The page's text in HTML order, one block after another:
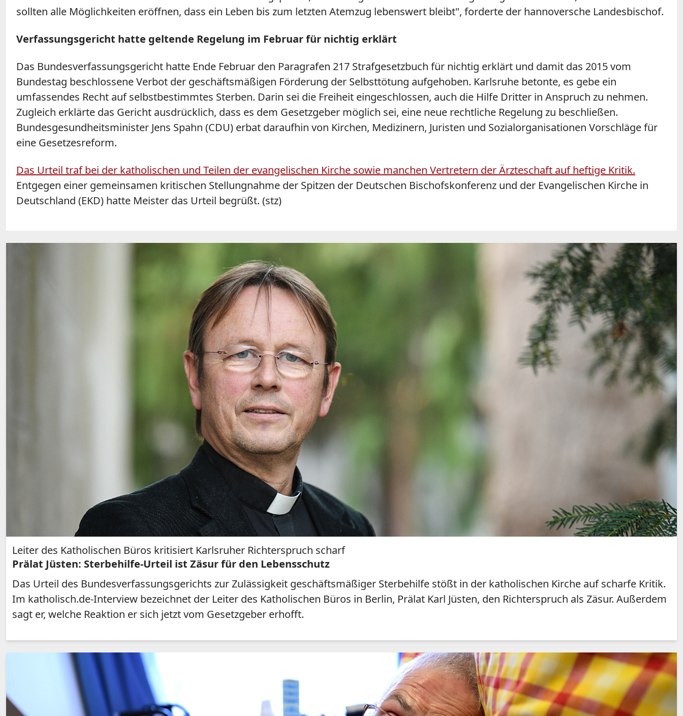
sollten alle Möglichkeiten eröffnen, dass ein Leben bis zum letzten Atemzug lebenswert bleibt", forderte der hannoversche Landesbischof.
Verfassungsgericht hatte geltende Regelung im Februar für nichtig erklärt
Das Bundesverfassungsgericht hatte Ende Februar den Paragrafen 217 Strafgesetzbuch für nichtig erklärt und damit das 2015 vom
Bundestag beschlossene Verbot der geschäftsmäßigen Förderung der Selbsttötung aufgehoben. Karlsruhe betonte, es gebe ein
umfassendes Recht auf selbstbestimmtes Sterben. Darin sei die Freiheit eingeschlossen, auch die Hilfe Dritter in Anspruch zu nehmen.
Zugleich erklärte das Gericht ausdrücklich, dass es dem Gesetzgeber möglich sei, eine neue rechtliche Regelung zu beschließen.
Bundesgesundheitsminister Jens Spahn (CDU) erbat daraufhin von Kirchen, Medizinern, Juristen und Sozialorganisationen Vorschläge für
eine Gesetzesreform.
Das Urteil traf bei der katholischen und Teilen der evangelischen Kirche sowie manchen Vertretern der Ärzteschaft auf heftige Kritik.
Entgegen einer gemeinsamen kritischen Stellungnahme der Spitzen der Deutschen Bischofskonferenz und der Evangelischen Kirche in
Deutschland (EKD) hatte Meister das Urteil begrüßt. (stz)
Leiter des Katholischen Büros kritisiert Karlsruher Richterspruch scharf
Prälat Jüsten: Sterbehilfe-Urteil ist Zäsur für den Lebensschutz
Das Urteil des Bundesverfassungsgerichts zur Zulässigkeit geschäftsmäßiger Sterbehilfe stößt in der katholischen Kirche auf scharfe Kritik.
Im katholisch.de-Interview bezeichnet der Leiter des Katholischen Büros in Berlin, Prälat Karl Jüsten, den Richterspruch als Zäsur. Außerdem
sagt er, welche Reaktion er sich jetzt vom Gesetzgeber erhofft.